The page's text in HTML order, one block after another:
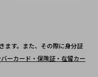
ます。また、その際に身分証
ーカード・保険証・在留カー